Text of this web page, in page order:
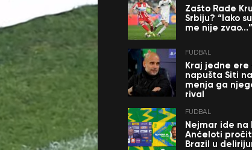
Zašto Rade
Srbiju? “Iako
me nije zvao…”
FUDBAL
Kraj jedne ere
napušta Siti
menja ga
rival
FUDBAL
Nejmar ide na
Anćeloti
Brazil u